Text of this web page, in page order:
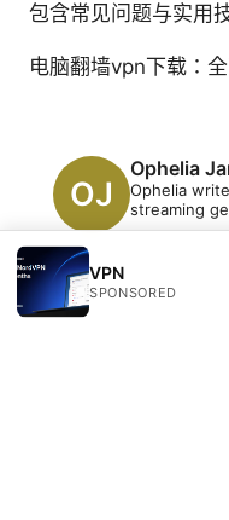
包含常见问题与实用
电脑翻墙vpn下载：
Ophelia
Ophelia
streaming
VPN
SPONSORED